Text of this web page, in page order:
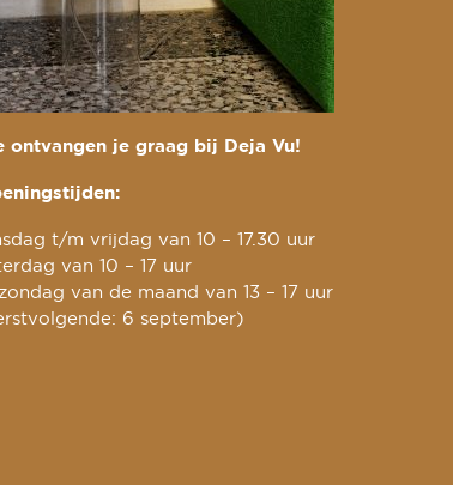
ontvangen je graag bij Deja Vu!
t/m vrijdag van 10 – 17.30 uur
van 10 – 17 uur
van de maand van 13 – 17 uur
6 september)